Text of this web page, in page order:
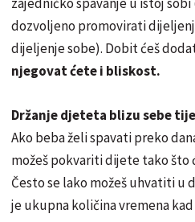
dozvoljeno promovirati
dijeljenje sobe). Dobit ćeš
njegovat ćete i bliskost.
Držanje djeteta blizu sebe
Ako beba želi spavati preko
možeš pokvariti dijete tako što
Često se lako možeš uhvatiti u
je ukupna količina vremena kad